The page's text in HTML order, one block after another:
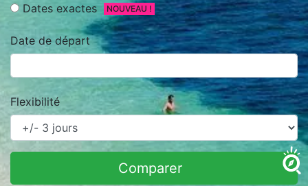
Dates exactes NOUVEAU !
Date de départ
Flexibilité
Comparer